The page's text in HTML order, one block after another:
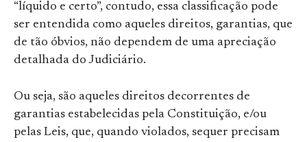
“líquido e certo”, contudo, essa classificação pode
ser entendida como aqueles direitos, garantias, que
de tão óbvios, não dependem de uma apreciação
detalhada do Judiciário.
Ou seja, são aqueles direitos decorrentes de
garantias estabelecidas pela Constituição, e/ou
pelas Leis, que, quando violados, sequer precisam